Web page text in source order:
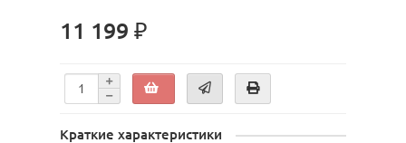
11 199 ₽
Краткие характеристики